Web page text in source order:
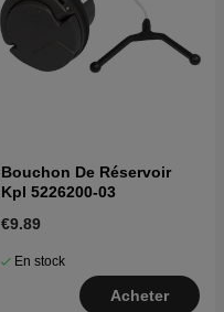
Bouchon De Réservoir
Kpl 5226200-03
€9.89
En stock
Acheter